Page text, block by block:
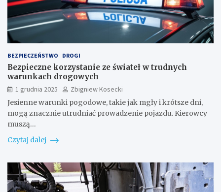
BEZPIECZEŃSTWO DROGI
Bezpieczne korzystanie ze świateł w trudnych
warunkach drogowych
1 grudnia 2025
Zbigniew Kosecki
Jesienne warunki pogodowe, takie jak mgły i krótsze dni,
mogą znacznie utrudniać prowadzenie pojazdu. Kierowcy
muszą…
Czytaj dalej